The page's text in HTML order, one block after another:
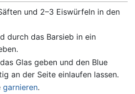
und 2–3 Eiswürfeln in den
durch das Barsieb in ein
Glas geben und den Blue
an der Seite einlaufen lassen.
garnieren.